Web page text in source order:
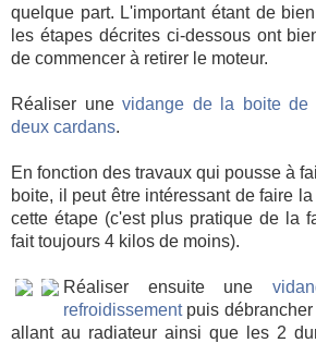
quelque part. L'important étant de
les étapes décrites ci-dessous ont
de commencer à retirer le moteur.
Réaliser une vidange de la boite de
deux cardans.
En fonction des travaux qui pousse à
boite, il peut être intéressant de faire
cette étape (c'est plus pratique de la
fait toujours 4 kilos de moins).
Réaliser ensuite une
refroidissementpuis débrancher
allant au radiateur ainsi que les 2